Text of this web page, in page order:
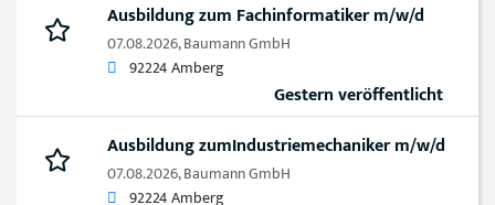
Ausbildung zum Fachinformatiker m/w/d
07.08.2026,Baumann GmbH
92224 Amberg
Gestern veröffentlicht
Ausbildung zumIndustriemechaniker m/w/d
07.08.2026,Baumann GmbH
92224 Amberg